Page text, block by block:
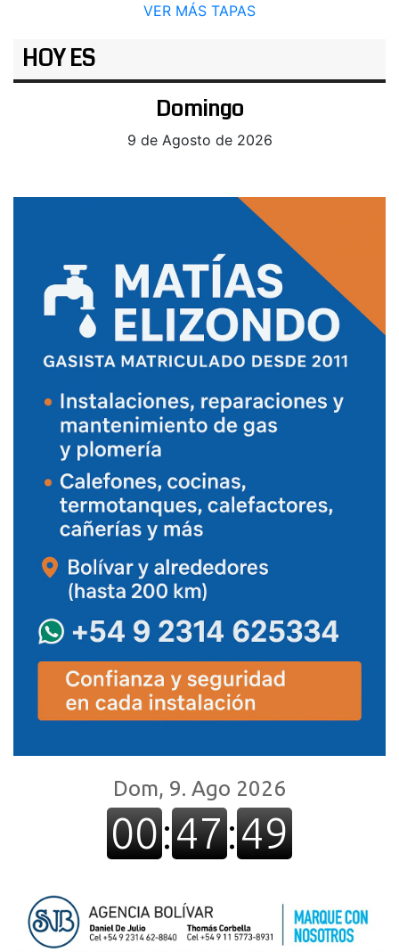
VER MÁS TAPAS
HOY ES
Domingo
9 de Agosto de 2026